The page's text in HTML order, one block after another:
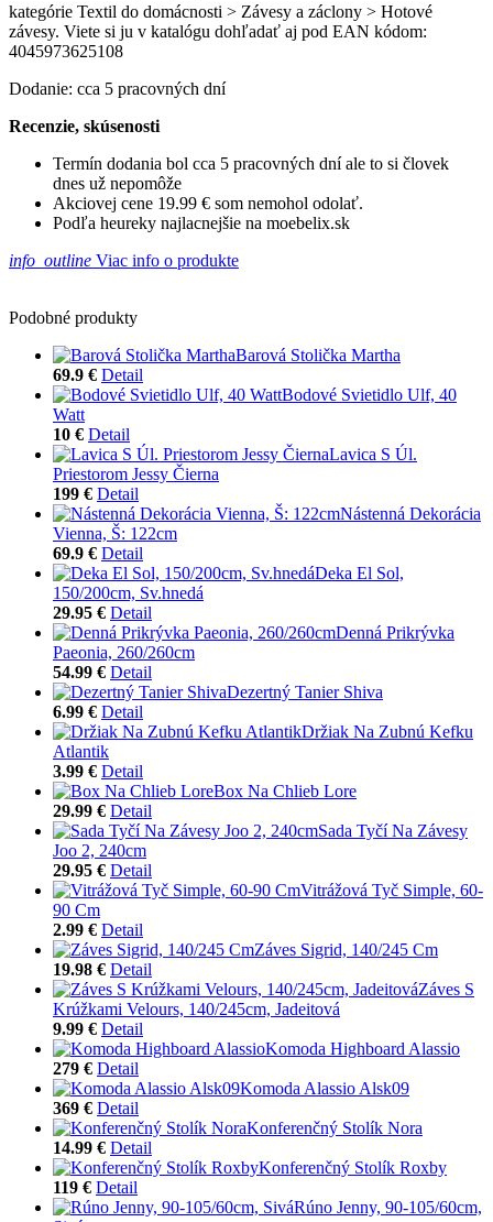
kategórie Textil do domácnosti > Závesy a záclony > Hotové
závesy. Viete si ju v katalógu dohľadať aj pod EAN kódom:
4045973625108
Dodanie: cca 5 pracovných dní
Recenzie, skúsenosti
Termín dodania bol cca 5 pracovných dní ale to si človek
dnes už nepomôže
Akciovej cene 19.99 € som nemohol odolať.
Podľa heureky najlacnejšie na moebelix.sk
info_outline Viac info o produkte
Podobné produkty
Barová Stolička Martha
69.9 € Detail
Bodové Svietidlo Ulf, 40
Watt
10 € Detail
Lavica S Úl.
Priestorom Jessy Čierna
199 € Detail
Nástenná Dekorácia
Vienna, Š: 122cm
69.9 € Detail
Deka El Sol,
150/200cm, Sv.hnedá
29.95 € Detail
Denná Prikrývka
Paeonia, 260/260cm
54.99 € Detail
Dezertný Tanier Shiva
6.99 € Detail
Držiak Na Zubnú Kefku
Atlantik
3.99 € Detail
Box Na Chlieb Lore
29.99 € Detail
Sada Tyčí Na Závesy
Joo 2, 240cm
29.95 € Detail
Vitrážová Tyč Simple, 60-
90 Cm
2.99 € Detail
Záves Sigrid, 140/245 Cm
19.98 € Detail
Záves S
Krúžkami Velours, 140/245cm, Jadeitová
9.99 € Detail
Komoda Highboard Alassio
279 € Detail
Komoda Alassio Alsk09
369 € Detail
Konferenčný Stolík Nora
14.99 € Detail
Konferenčný Stolík Roxby
119 € Detail
Rúno Jenny, 90-105/60cm,